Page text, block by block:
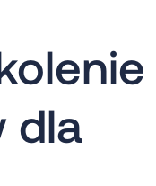
dla